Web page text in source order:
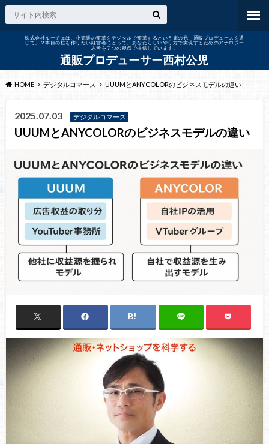
株式会社ルーチェは、小売業の変革をデジタルで変革するという旗の元、通販プロデュースを通
じて、２本目の柱を作りたい経営者にとって、あなたらしいやり方で実現するためのアナロジー
思考を７つの視点で提供しています。
通販プロデューサー西村公児
HOME デジタルコマース UUUMとANYCOLORのビジネスモデルの違い
2025.07.03 デジタルコマース
UUUMとANYCOLORのビジネスモデルの違い